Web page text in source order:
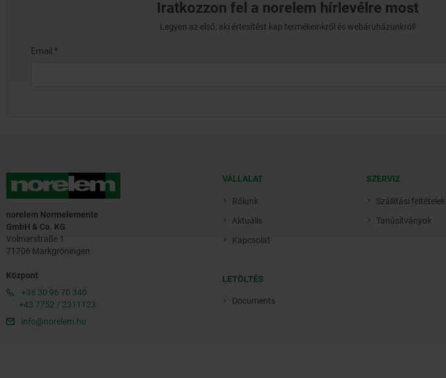
Iratkozzon fel a norelem hírlevélre most
Legyen az első, aki értesítést kap termékeinkről és webáruházunkról!
norelem Normelemente
GmbH & Co. KG
Volmarstraße 1
71706 Markgröningen
Központ
+36 30 96 70 340
+43 7752 / 2311123
info@norelem.hu
VÁLLALAT
Rólunk
Aktuális
Kapcsolat
LETÖLTÉS
Documents
SZERVIZ
Szállítási feltételek
Tanúsítványok